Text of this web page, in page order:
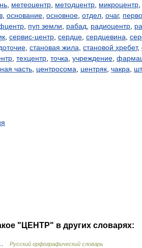
метеоцентр методцентр микроцентр
основание основное отдел очаг,
пуп земли рабад радиоцентр
сервис-центр сердце сердцевина
становая жила становой хребет,
техцентр точка учреждение
часть центросома центряк чакра
"ЦЕНТР" в других словарях:
Русский орфографический словарь